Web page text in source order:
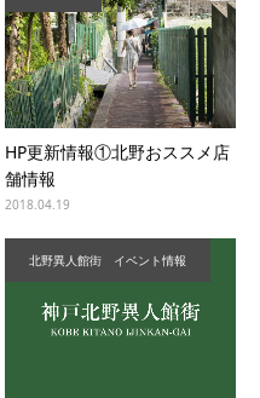
HP更新情報①北野おススメ店
舗情報
2018.04.19
北野異人館街 イベント情報